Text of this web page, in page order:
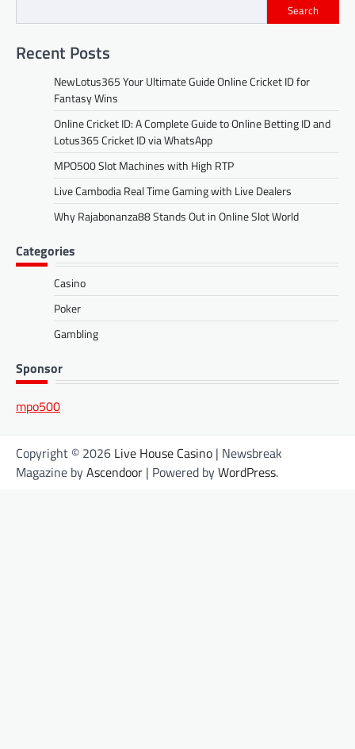
Search
Recent Posts
NewLotus365 Your Ultimate Guide Online Cricket ID for
Fantasy Wins
Online Cricket ID: A Complete Guide to Online Betting ID and
Lotus365 Cricket ID via WhatsApp
MPO500 Slot Machines with High RTP
Live Cambodia Real Time Gaming with Live Dealers
Why Rajabonanza88 Stands Out in Online Slot World
Categories
Casino
Poker
Gambling
Sponsor
mpo500
Copyright © 2026 Live House Casino | Newsbreak
Magazine byAscendoor | Powered byWordPress.